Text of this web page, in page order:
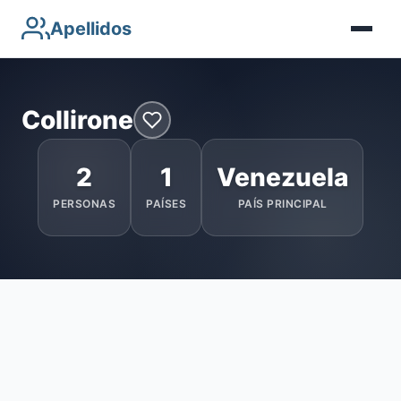
Apellidos
Collirone
2
PERSONAS
1
PAÍSES
Venezuela
PAÍS PRINCIPAL